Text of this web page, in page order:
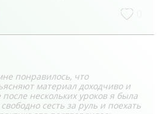
понравилось, что
материал доходчиво и
нескольких уроков я была
сесть за руль и поехать